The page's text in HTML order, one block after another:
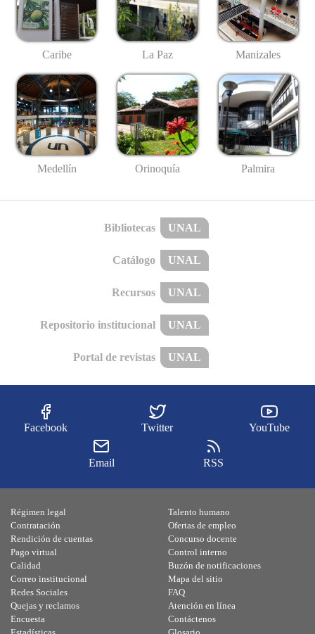
Caribe La Paz Manizales
Medellín Orinoquía Palmira
Bibliotecas UNAL
Catálogo UNAL
Recursos UNAL
Repositorio institucional UNAL
Portal de revistas UNAL
Facebook Twitter YouTube
Email RSS
Régimen legal
Contratación
Rendición de cuentas
Pago virtual
Calidad
Talento humano
Ofertas de empleo
Concurso docente
Control interno
Buzón de notificaciones
Correo institucional
Redes Sociales
Quejas y reclamos
Encuesta
Mapa del sitio
FAQ
Atención en línea
Contáctenos